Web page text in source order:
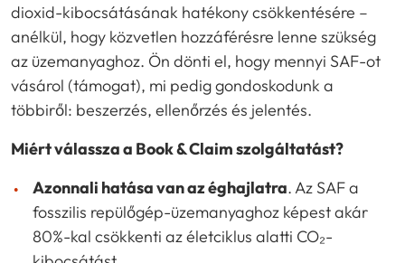
dioxid-kibocsátásának hatékony csökkentésére –
anélkül, hogy közvetlen hozzáférésre lenne szükség
az üzemanyaghoz. Ön dönti el, hogy mennyi SAF-ot
vásárol (támogat), mi pedig gondoskodunk a
többiről: beszerzés, ellenőrzés és jelentés.
Miért válassza a Book & Claim szolgáltatást?
Azonnali hatása van az éghajlatra. Az SAF a
fosszilis repülőgép-üzemanyaghoz képest akár
80%-kal csökkenti az életciklus alatti CO₂-